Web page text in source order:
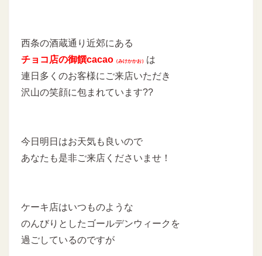
西条の酒蔵通り近郊にある
チョコ店の御饌cacao （みけかかお） は
連日多くのお客様にご来店いただき
沢山の笑顔に包まれています??
今日明日はお天気も良いので
あなたも是非ご来店くださいませ！
ケーキ店はいつものような
のんびりとしたゴールデンウィークを
過ごしているのですが